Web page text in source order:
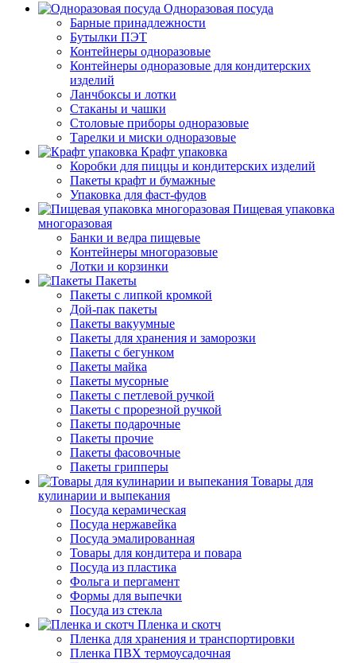
Одноразовая посуда
Барные принадлежности
Бутылки ПЭТ
Контейнеры одноразовые
Контейнеры одноразовые для кондитерских
изделий
Ланчбоксы и лотки
Стаканы и чашки
Столовые приборы одноразовые
Тарелки и миски одноразовые
Крафт упаковка
Коробки для пиццы и кондитерских изделий
Пакеты крафт и бумажные
Упаковка для фаст-фудов
Пищевая упаковка
многоразовая
Банки и ведра пищевые
Контейнеры многоразовые
Лотки и корзинки
Пакеты
Пакеты с липкой кромкой
Дой-пак пакеты
Пакеты вакуумные
Пакеты для хранения и заморозки
Пакеты с бегунком
Пакеты майка
Пакеты мусорные
Пакеты с петлевой ручкой
Пакеты с прорезной ручкой
Пакеты подарочные
Пакеты прочие
Пакеты фасовочные
Пакеты грипперы
Товары для
кулинарии и выпекания
Посуда керамическая
Посуда нержавейка
Посуда эмалированная
Товары для кондитера и повара
Посуда из пластика
Фольга и пергамент
Формы для выпечки
Посуда из стекла
Пленка и скотч
Пленка для хранения и транспортировки
Пленка ПВХ термоусадочная